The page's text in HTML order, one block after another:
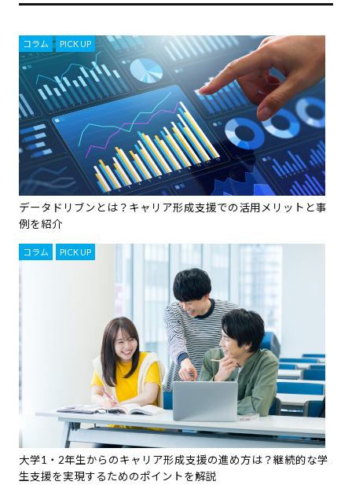
コラム , PICK UP
データドリブンとは？キャリア形成支援での活用メリットと事
例を紹介
コラム PICK UP
大学1・2年生からのキャリア形成支援の進め方は？継続的な学
生支援を実現するためのポイントを解説